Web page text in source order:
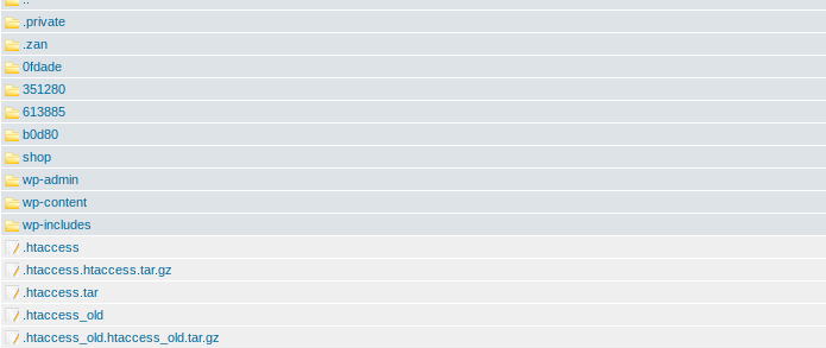
.private
.zan
0fdade
351280
613885
b0d80
shop
wp-admin
wp-content
wp-includes
.htaccess
.htaccess.htaccess.tar.gz
.htaccess.tar
.htaccess_old
.htaccess_old.htaccess_old.tar.gz